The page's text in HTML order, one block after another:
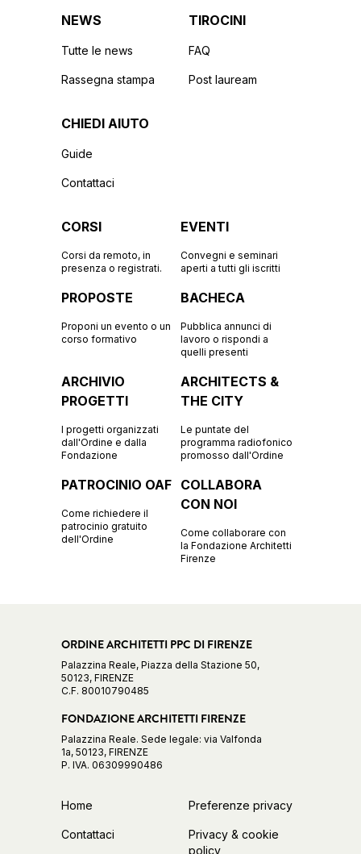
NEWS
Tutte le news
Rassegna stampa
TIROCINI
FAQ
Post lauream
CHIEDI AIUTO
Guide
Contattaci
CORSI
Corsi da remoto, in
presenza o registrati.
EVENTI
Convegni e seminari
aperti a tutti gli iscritti
PROPOSTE
Proponi un evento o un
corso formativo
BACHECA
Pubblica annunci di
lavoro o rispondi a
quelli presenti
ARCHIVIO
PROGETTI
I progetti organizzati
dall'Ordine e dalla
Fondazione
ARCHITECTS &
THE CITY
Le puntate del
programma radiofonico
promosso dall'Ordine
PATROCINIO OAF
Come richiedere il
patrocinio gratuito
dell'Ordine
COLLABORA
CON NOI
Come collaborare con
la Fondazione Architetti
Firenze
ORDINE ARCHITETTI PPC DI FIRENZE
Palazzina Reale, Piazza della Stazione 50,
50123, FIRENZE
C.F. 80010790485
FONDAZIONE ARCHITETTI FIRENZE
Palazzina Reale. Sede legale: via Valfonda
1a, 50123, FIRENZE
P. IVA. 06309990486
Home
Contattaci
Preferenze privacy
Privacy & cookie
policy